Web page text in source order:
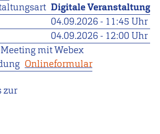
main
page
instead.
Digitale Veranstaltung
04.09.2026 - 11:45 Uhr
04.09.2026 - 12:00 Uhr
mit Webex
Onlineformular
zur